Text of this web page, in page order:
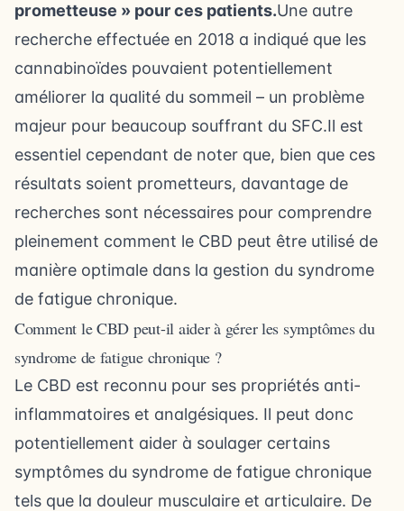
prometteuse » pour ces patients.Une autre
recherche effectuée en 2018 a indiqué que les
cannabinoïdes pouvaient potentiellement
améliorer la qualité du sommeil – un problème
majeur pour beaucoup souffrant du SFC.Il est
essentiel cependant de noter que, bien que ces
résultats soient prometteurs, davantage de
recherches sont nécessaires pour comprendre
pleinement comment le CBD peut être utilisé de
manière optimale dans la gestion du syndrome
de fatigue chronique.
Comment le CBD peut-il aider à gérer les symptômes du
syndrome de fatigue chronique ?
Le CBD est reconnu pour ses propriétés anti-
inflammatoires et analgésiques. Il peut donc
potentiellement aider à soulager certains
symptômes du syndrome de fatigue chronique
tels que la douleur musculaire et articulaire. De